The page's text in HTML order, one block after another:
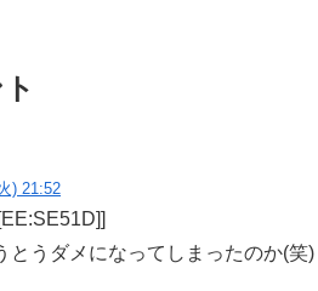
) 21:52
とうダメになってしまったのか(笑)